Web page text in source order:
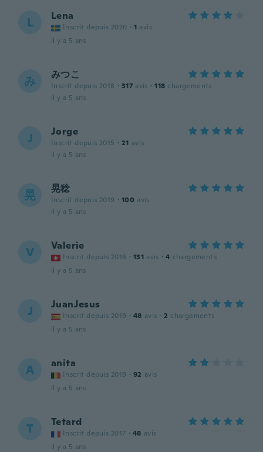
L Lena
Inscrit depuis 2020 · 1 avis
il y a 5 ans
み みつこ
Inscrit depuis 2018 · 317 avis · 118 chargements
il y a 5 ans
J Jorge
Inscrit depuis 2015 · 21 avis
il y a 5 ans
晃 晃稔
Inscrit depuis 2019 · 100 avis
il y a 5 ans
V Valerie
Inscrit depuis 2016 · 131 avis · 4 chargements
il y a 5 ans
J JuanJesus
Inscrit depuis 2019 · 48 avis · 2 chargements
il y a 5 ans
A anita
Inscrit depuis 2019 · 92 avis
il y a 5 ans
T Tetard
Inscrit depuis 2017 · 48 avis
il y a 5 ans